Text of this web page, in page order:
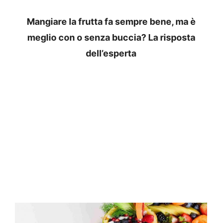
Mangiare la frutta fa sempre bene, ma è
meglio con o senza buccia? La risposta
dell’esperta